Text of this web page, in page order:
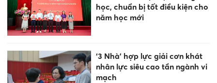
học, chuẩn bị tốt điều kiện cho
năm học mới
‘3 Nhà’ hợp lực giải cơn khát
nhân lực siêu cao tần ngành vi
mạch